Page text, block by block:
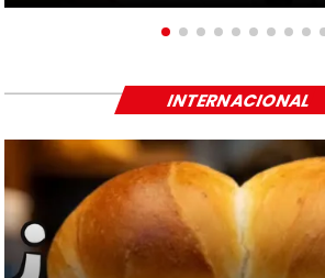
INTERNACIONAL